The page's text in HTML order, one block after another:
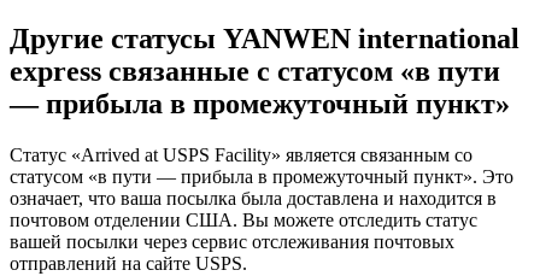
Другие статусы YANWEN international
express связанные с статусом «в пути
— прибыла в промежуточный пункт»
Статус «Arrived at USPS Facility» является связанным со
статусом «в пути — прибыла в промежуточный пункт». Это
означает, что ваша посылка была доставлена и находится в
почтовом отделении США. Вы можете отследить статус
вашей посылки через сервис отслеживания почтовых
отправлений на сайте USPS.